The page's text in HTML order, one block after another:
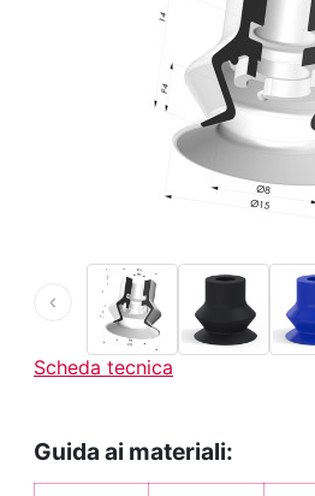
‹
Scheda tecnica
Guida ai materiali: